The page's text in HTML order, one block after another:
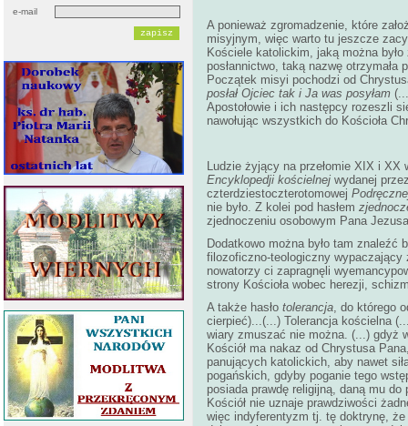
e-mail
A ponieważ zgromadzenie, które
misyjnym, więc warto tu jeszcze
Kościele katolickim, jaką można
posłannictwo, taką nazwę
Początek misyi pochodzi od
posłał Ojciec tak i Ja was posyłam
Apostołowie i ich następcy rozeszli
nawołując wszystkich do Kościoła
Ludzie żyjący na przełomie XIX i
Encyklopedji kościelnej wydanej
czterdziestoczterotomowej
nie było. Z kolei pod hasłem
zjednoczeniu osobowym Pana
Dodatkowo można było tam znaleźć
filozoficzno-teologiczny
nowatorzy ci zapragnęli
strony Kościoła wobec herezji,
A także hasło tolerancja, do którego
cierpieć)...(...) Tolerancja kościelna
wiary zmuszać nie można. (...) gdyż
Kościół ma nakaz od Chrystusa
panujących katolickich, aby nawet
pogańskich, gdyby poganie tego
posiada prawdę religijną, daną mu
Kościół nie uznaje prawdziwości
więc indyferentyzm tj. tę doktrynę,